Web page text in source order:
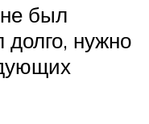
был
нужно